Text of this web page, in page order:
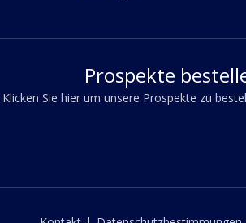
Prospekte
Klicken Sie hier um unsere Prospekte zu